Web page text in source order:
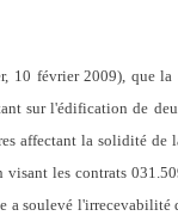
10 février 2009), que
sur l'édification de
affectant la solidité de
les contrats
a soulevé